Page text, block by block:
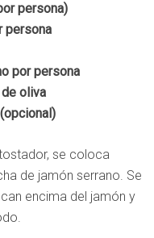
persona)
persona
por persona
oliva
se coloca
de jamón serrano. Se
encima del jamón y